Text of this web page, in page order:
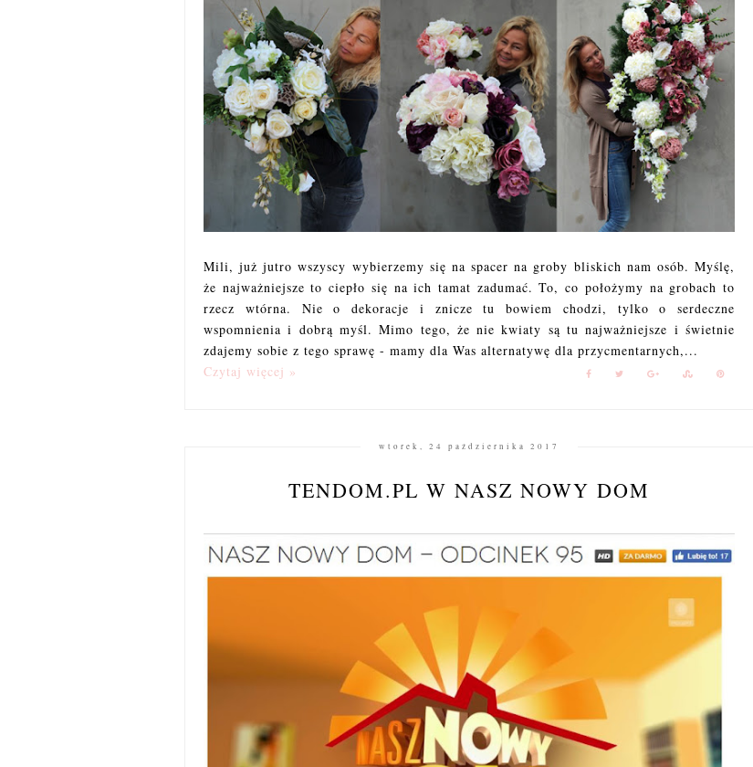
Mili, już jutro wszyscy wybierzemy się na spacer na groby bliskich nam osób. Myślę,
że najważniejsze to ciepło się na ich tamat zadumać. To, co położymy na grobach to
rzecz wtórna. Nie o dekoracje i znicze tu bowiem chodzi, tylko o serdeczne
wspomnienia i dobrą myśl. Mimo tego, że nie kwiaty są tu najważniejsze i świetnie
zdajemy sobie z tego sprawę - mamy dla Was alternatywę dla przycmentarnych,...
Czytaj więcej »
wtorek, 24 października 2017
TENDOM.PL W NASZ NOWY DOM